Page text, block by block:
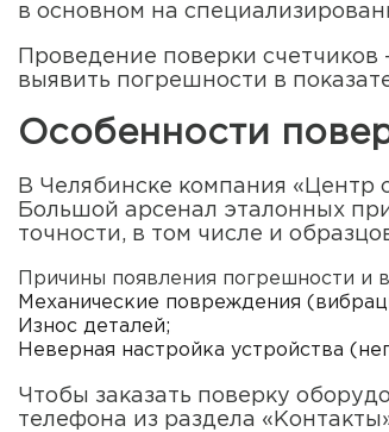
в основном на
Проведение поверки
выявить погрешности в
Особенности
В Челябинске компания «Центр
Большой арсенал эталонных
точности, в том числе и
Причины появления погрешности и
Механические повреждения
Износ деталей;
Неверная настройка устройства
Чтобы заказать поверку
телефона из раздела